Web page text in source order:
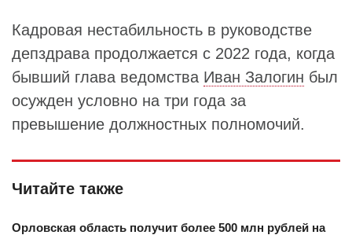
Кадровая нестабильность в руководстве
депздрава продолжается с 2022 года, когда
бывший глава ведомства Иван Залогин был
осужден условно на три года за
превышение должностных полномочий.
Читайте также
Орловская область получит более 500 млн рублей на